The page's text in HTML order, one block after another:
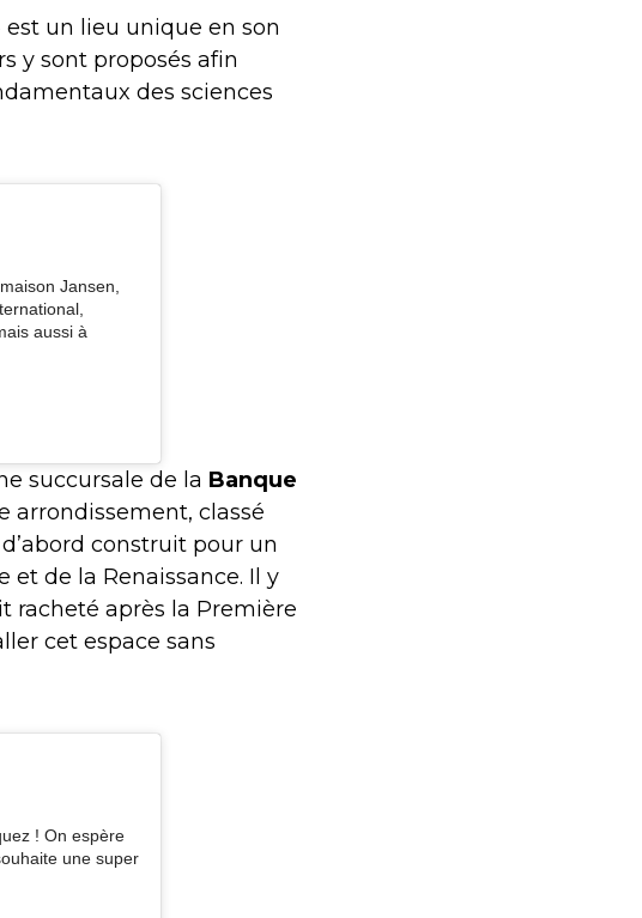
est un lieu unique en son
y sont proposés afin
des sciences
Jansen,
aussi à
succursale de la Banque
arrondissement, classé
construit pour un
et de la Renaissance. Il y
racheté après la Première
cet espace sans
! On espère
une super